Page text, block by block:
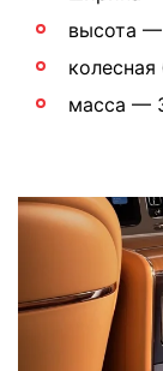
высота
масса —